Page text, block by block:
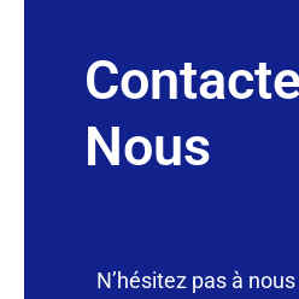
Nous
N’hésitez pas à